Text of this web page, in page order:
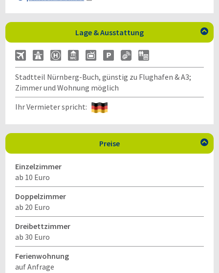
Lage & Ausstattung 
Stadtteil Nürnberg-Buch, günstig zu Flughafen & A3;
Zimmer und Wohnung möglich
Ihr Vermieter spricht:
Preise 
Einzelzimmer
ab 10 Euro
Doppelzimmer
ab 20 Euro
Dreibettzimmer
ab 30 Euro
Ferienwohnung
auf Anfrage